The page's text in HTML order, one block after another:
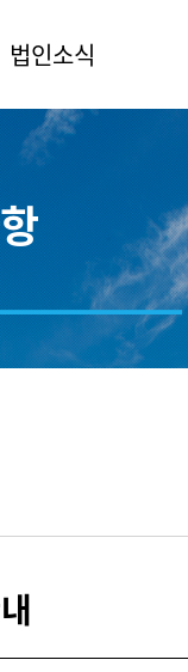
법인소식
공지사항
언론보도자료
회원단체소식